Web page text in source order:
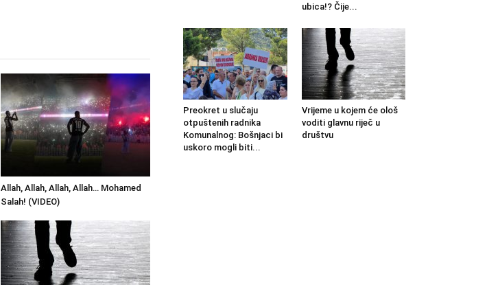
Allah, Allah, Allah, Allah… Mohamed
Salah! (VIDEO)
ubica!? Čije...
Preokret u slučaju
otpuštenih radnika
Komunalnog: Bošnjaci bi
uskoro mogli biti...
Vrijeme u kojem će ološ
voditi glavnu riječ u
društvu